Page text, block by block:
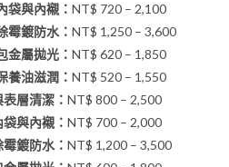
袋與內襯：NT$ 720 – 2,100
霉鍍防水：NT$ 1,250 – 3,600
金屬拋光：NT$ 620 – 1,850
養油滋潤：NT$ 520 – 1,550
表層清潔：NT$ 800 – 2,500
袋與內襯：NT$ 700 – 2,000
霉鍍防水：NT$ 1,200 – 3,500